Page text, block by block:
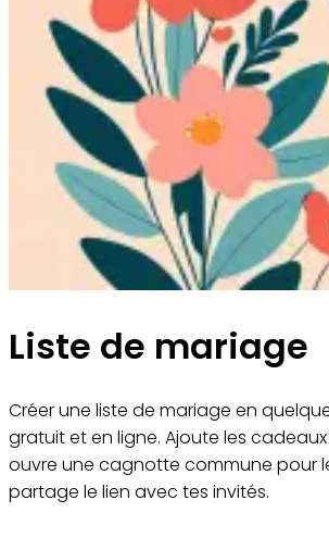
Liste de mariage
Créer une liste de mariage en
gratuit et en ligne. Ajoute les
ouvre une cagnotte commune pour
partage le lien avec tes invités.